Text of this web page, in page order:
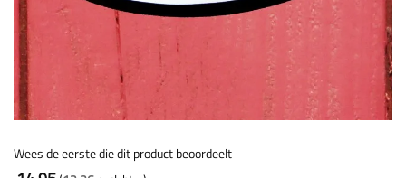
Wees de eerste die dit product beoordeelt